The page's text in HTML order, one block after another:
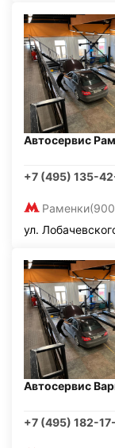
Автосервис
+7 (495) 135-
Раменки
ул.
Автосервис
+7 (495) 182-